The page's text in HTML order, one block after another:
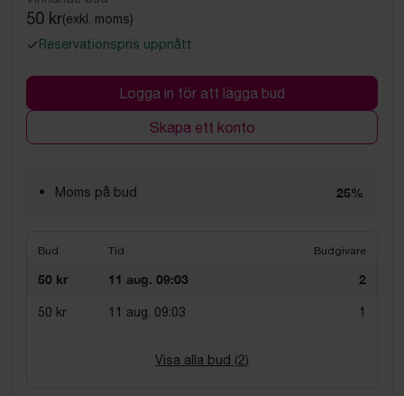
50 kr(exkl. moms)
Reservationspris uppnått
Logga in för att lägga bud
Skapa ett konto
Moms på bud 25%
Bud Tid Budgivare
50 kr 11 aug. 09:03 2
50 kr 11 aug. 09:03 1
Visa alla bud (2)